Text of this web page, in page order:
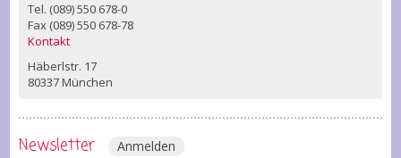
Tel. (089) 550 678-0
Fax (089) 550 678-78
Kontakt
Häberlstr. 17
80337 München
Newsletter Anmelden